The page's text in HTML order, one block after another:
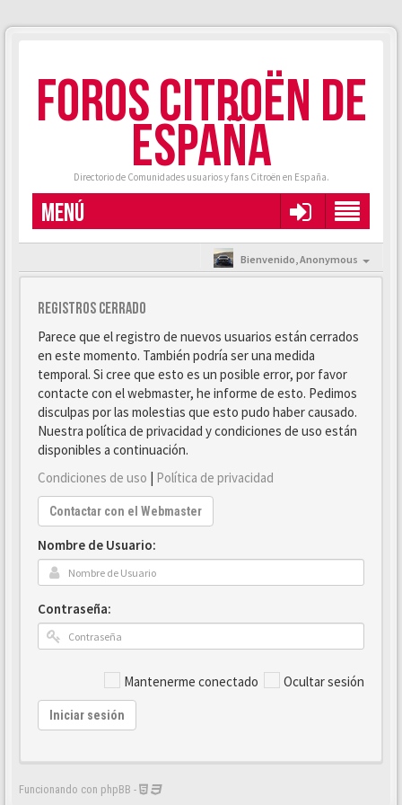
FOROS CITROËN DE
ESPAÑA
Directorio de Comunidades usuarios y fans Citroën en España.
MENÚ
Bienvenido,Anonymous
Registros cerrado
Parece que el registro de nuevos usuarios están cerrados
en este momento. También podría ser una medida
temporal. Si cree que esto es un posible error, por favor
contacte con el webmaster, he informe de esto. Pedimos
disculpas por las molestias que esto pudo haber causado.
Nuestra política de privacidad y condiciones de uso están
disponibles a continuación.
Condiciones de uso | Política de privacidad
Contactar con el Webmaster
Nombre de Usuario:
Contraseña:
Mantenerme conectado Ocultar sesión
Iniciar sesión
Funcionando con phpBB -